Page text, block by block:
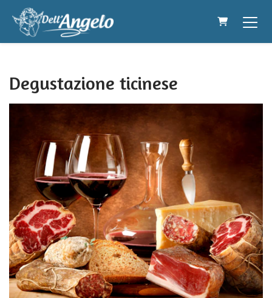
CARRELLO
Degustazione ticinese